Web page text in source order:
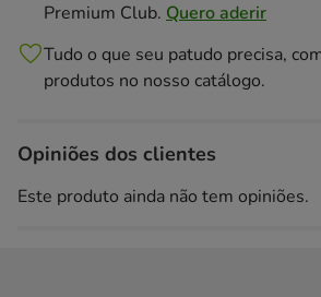
Premium Club. Quero aderir
Tudo o que seu patudo precisa,
produtos no nosso catálogo.
Opiniões dos clientes
Este produto ainda não tem opiniões.